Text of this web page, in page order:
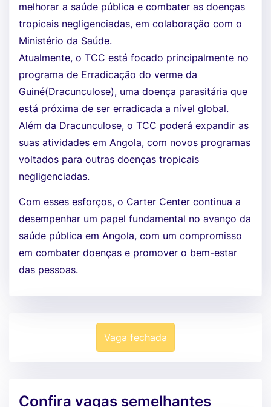
melhorar a saúde pública e combater as doenças
tropicais negligenciadas, em colaboração com o
Ministério da Saúde.
Atualmente, o TCC está focado principalmente no
programa de Erradicação do verme da
Guiné(Dracunculose), uma doença parasitária que
está próxima de ser erradicada a nível global.
Além da Dracunculose, o TCC poderá expandir as
suas atividades em Angola, com novos programas
voltados para outras doenças tropicais
negligenciadas.
Com esses esforços, o Carter Center continua a
desempenhar um papel fundamental no avanço da
saúde pública em Angola, com um compromisso
em combater doenças e promover o bem-estar
das pessoas.
Vaga fechada
Confira vagas semelhantes